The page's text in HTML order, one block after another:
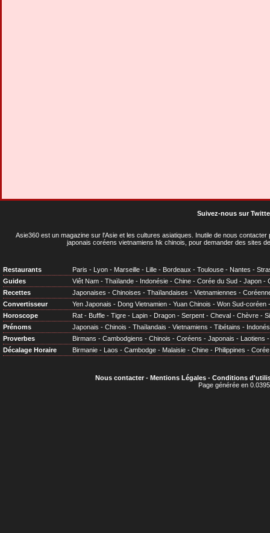
Suivez-nous sur
Asie360 est un magazine sur l'Asie et les cultures asiatiques . Inutile de nous
japonais coréens vietnamiens hk chinois, pour demander des sites
Restaurants Paris - Lyon - Marseille - Lille - Bordeaux - Toulouse - Nantes -
Guides
Viêt Nam - Thaïlande - Indonésie - Chine - Corée du Sud - Japon -
Recettes
Japonaises - Chinoises - Thaïlandaises - Vietnamiennes -
Convertisseur
Yen Japonais - Dong Vietnamien - Yuan Chinois - Won Sud-coréen
Horoscope
Rat - Buffle - Tigre - Lapin - Dragon - Serpent - Cheval - Chèvre -
Prénoms
Japonais - Chinois - Thaïlandais - Vietnamiens - Tibétains -
Proverbes
Birmans - Cambodgiens - Chinois - Coréens - Japonais - Laotiens
Décalage Horaire
Birmanie - Laos - Cambodge - Malaisie - Chine - Philippines - Corée
Nous contacter- Mentions Légales- Conditions
Page générée en